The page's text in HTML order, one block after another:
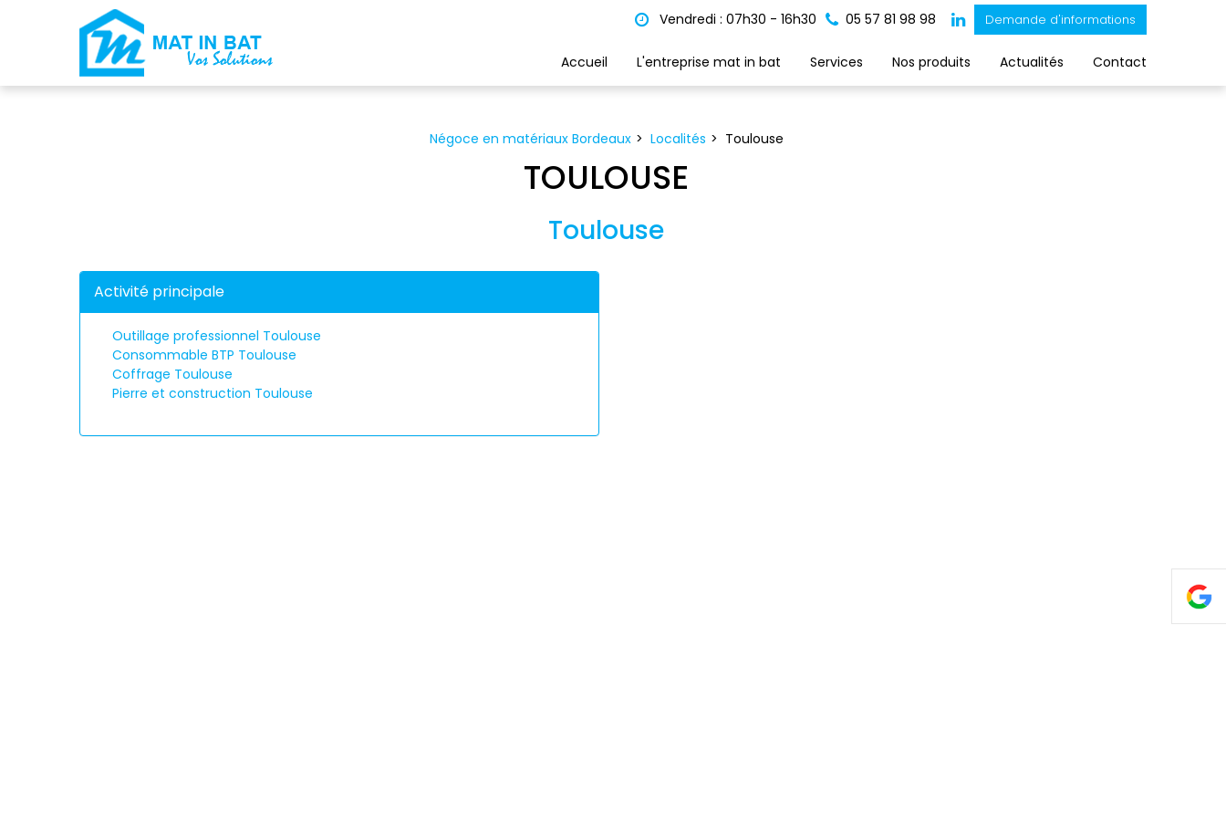
Vendredi : 07h30 - 16h30 05 57 81 98 98 Demande d'informations
Accueil L'entreprise mat in bat Services Nos produits Actualités Contact
Négoce en matériaux Bordeaux Localités Toulouse
TOULOUSE
Toulouse
Activité principale
Outillage professionnel Toulouse
Consommable BTP Toulouse
Coffrage Toulouse
Pierre et construction Toulouse
Panneau de gestion des cookies